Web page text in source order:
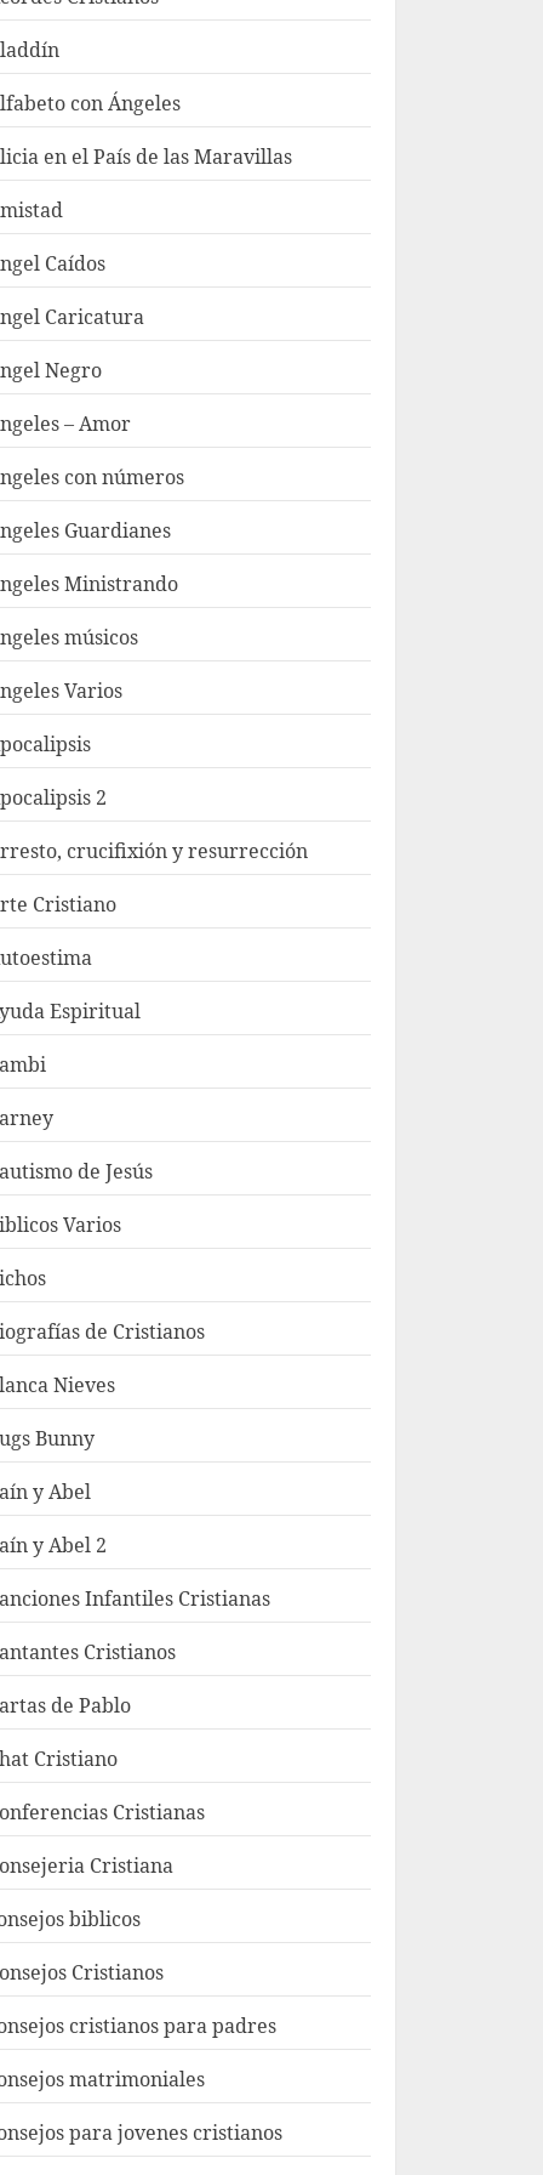
con Ángeles
en el País de las Maravillas
Caídos
Caricatura
Negro
– Amor
con números
Guardianes
Ministrando
músicos
Varios
2
crucifixión y resurrección
Cristiano
Espiritual
de Jesús
Varios
de Cristianos
Nieves
Bunny
y Abel
y Abel 2
Infantiles Cristianas
Cristianos
de Pablo
Cristiano
Cristianas
Cristiana
biblicos
Cristianos
cristianos para padres
matrimoniales
para jovenes cristianos